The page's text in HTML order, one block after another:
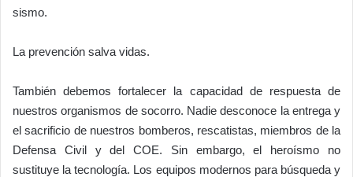
sismo.
La prevención salva vidas.
También debemos fortalecer la capacidad de respuesta de
nuestros organismos de socorro. Nadie desconoce la entrega y
el sacrificio de nuestros bomberos, rescatistas, miembros de la
Defensa Civil y del COE. Sin embargo, el heroísmo no
sustituye la tecnología. Los equipos modernos para búsqueda y